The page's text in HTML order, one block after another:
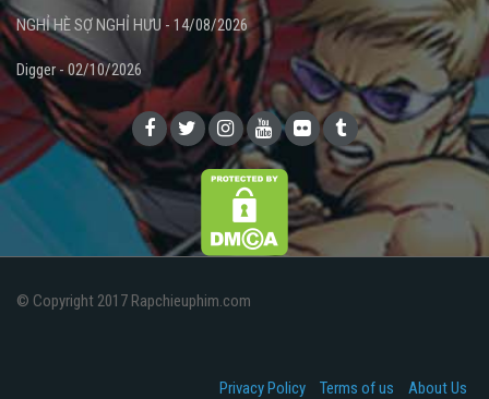
NGHỈ HÈ SỢ NGHỈ HƯU - 14/08/2026
Digger - 02/10/2026
© Copyright 2017 Rapchieuphim.com
Privacy Policy Terms of us About Us